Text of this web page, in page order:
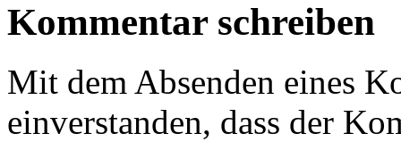
Kommentar schreiben
Mit dem Absenden eines
einverstanden, dass der